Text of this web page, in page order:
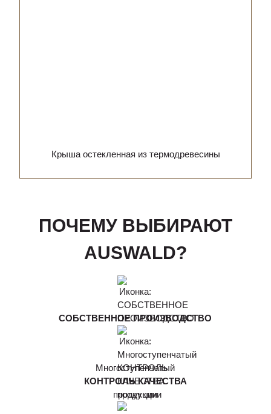
Крыша остекленная из термодревесины
ПОЧЕМУ ВЫБИРАЮТ
AUSWALD?
СОБСТВЕННОЕ ПРОИЗВОДСТВО
Многоступенчатый
КОНТРОЛЬ КАЧЕСТВА
продукции